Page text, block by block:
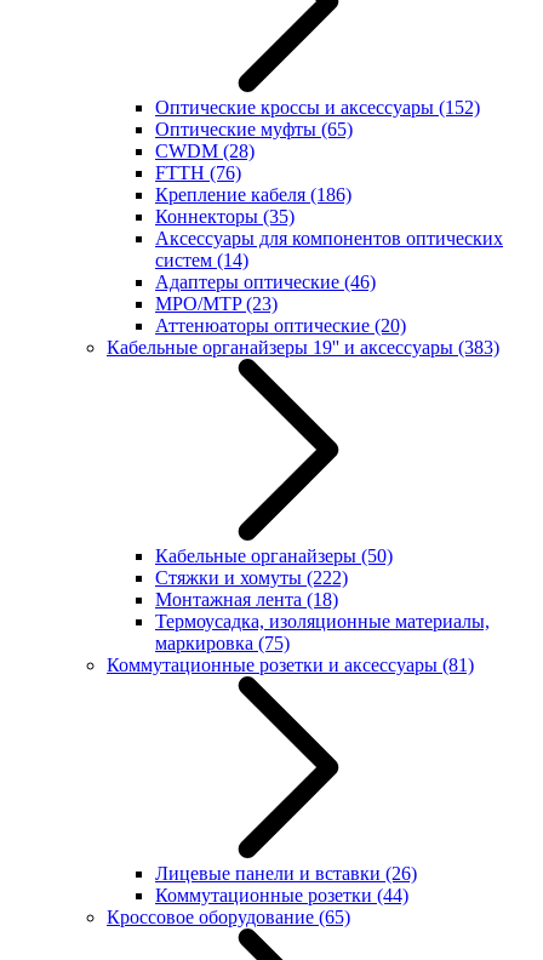
Оптические кроссы и аксессуары (152)
Оптические муфты (65)
CWDM (28)
FTTH (76)
Крепление кабеля (186)
Коннекторы (35)
Аксессуары для компонентов оптических
систем (14)
Адаптеры оптические (46)
MPO/MTP(23)
Аттенюаторы оптические (20)
Кабельные органайзеры 19'' и аксессуары (383)
Кабельные органайзеры (50)
Стяжки и хомуты (222)
Монтажная лента (18)
Термоусадка, изоляционные материалы,
маркировка (75)
Коммутационные розетки и аксессуары (81)
Лицевые панели и вставки (26)
Коммутационные розетки (44)
Кроссовое оборудование (65)